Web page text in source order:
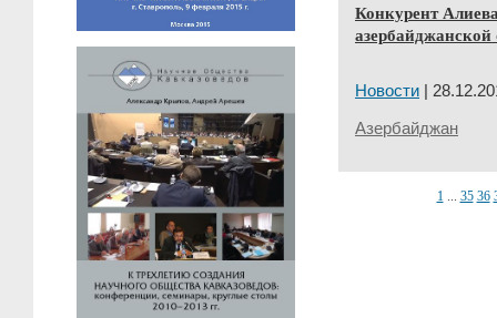
Конкурент
Новости |
Азербайджан
1... 35 36